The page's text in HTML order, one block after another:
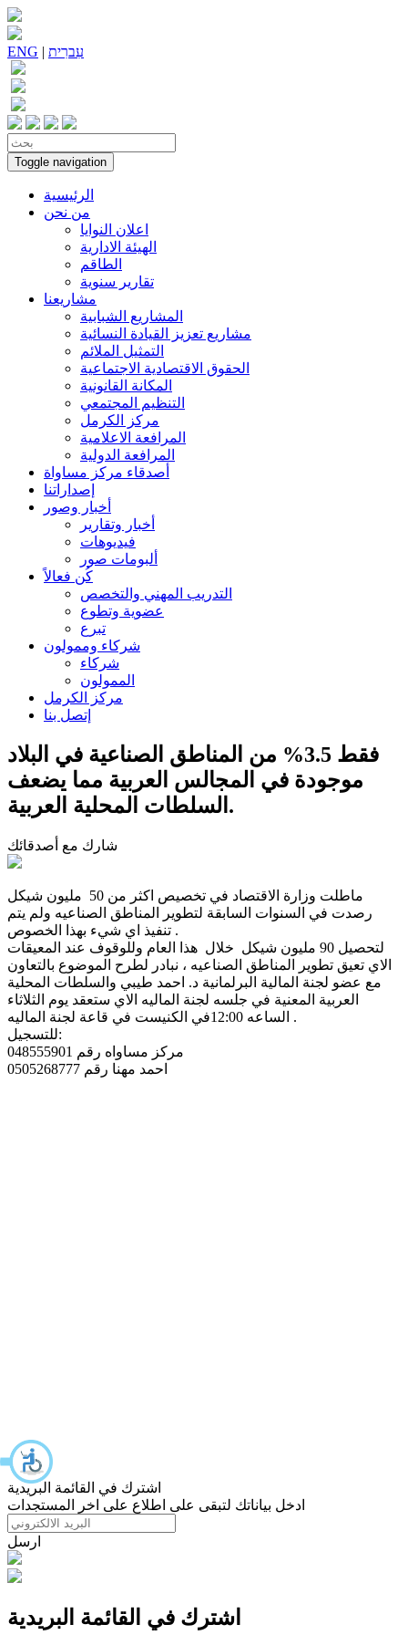
ENG | עִברִית
Toggle navigation
الرئيسية
من نحن
اعلان النوايا
الهيئة الادارية
الطاقم
تقارير سنوية
مشاريعنا
المشاريع الشبابية
مشاريع تعزيز القيادة النسائية
التمثيل الملائم
الحقوق الاقتصادية الاجتماعية
المكانة القانونية
التنظيم المجتمعي
مركز الكرمل
المرافعة الاعلامية
المرافعة الدولية
أصدقاء مركز مساواة
إصداراتنا
أخبار وصور
أخبار وتقارير
فيديوهات
ألبومات صور
كُن فعالاً
التدريب المهني والتخصص
عضوية وتطوع
تبرع
شركاء وممولون
شركاء
الممولون
مركز الكرمل
إتصل بنا
فقط 3.5% من المناطق الصناعية في البلاد
موجودة في المجالس العربية مما يضعف
السلطات المحلية العربية.
شارك مع أصدقائك
ماطلت وزارة اﻻقتصاد في تخصيص اكثر من 50 مليون شيكل
رصدت في السنوات السابقة لتطوير المناطق الصناعيه ولم يتم
تنفيذ اي شيء بهذا الخصوص .
لتحصيل 90 مليون شيكل خلال هذا العام وللوقوف عند المعيقات
الاي تعيق تطوير المناطق الصناعيه ، نبادر لطرح الموضوع بالتعاون
مع عضو لجنة المالية البرلمانية د. احمد طيبي والسلطات المحلية
العربية المعنية في جلسه لجنة الماليه الاي ستعقد يوم الثلاثاء
الساعه 12:00في الكنيست في قاعة لجنة الماليه .
للتسجيل:
مركز مساواه رقم 048555901
احمد مهنا رقم 0505268777
اشترك في القائمة البريدية
ادخل بياناتك لتبقى على اطلاع على اخر المستجدات
ارسل
اشترك في القائمة البريدية